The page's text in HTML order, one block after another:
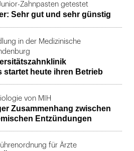
Zahnpasten getestet
Sehr gut und sehr günstig
in der Medizinische
startet heute ihren Betrieb
von MIH
Zusammenhang zwischen
Entzündungen
für Ärzte